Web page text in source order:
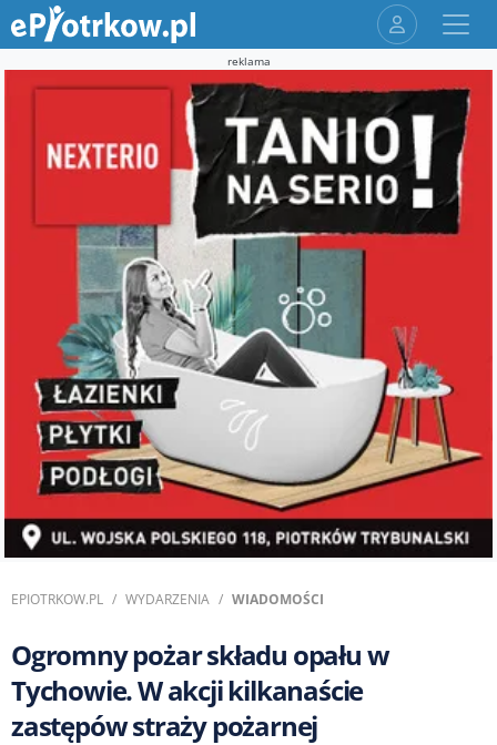
reklama
EPIOTRKOW.PL WYDARZENIA WIADOMOŚCI
Ogromny pożar składu opału w
Tychowie. W akcji kilkanaście
zastępów straży pożarnej